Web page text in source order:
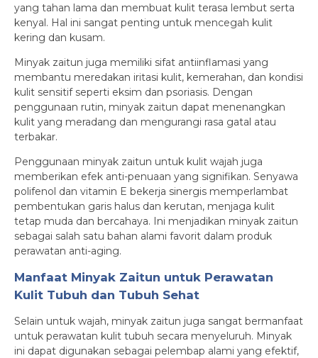
yang tahan lama dan membuat kulit terasa lembut serta
kenyal. Hal ini sangat penting untuk mencegah kulit
kering dan kusam.
Minyak zaitun juga memiliki sifat antiinflamasi yang
membantu meredakan iritasi kulit, kemerahan, dan kondisi
kulit sensitif seperti eksim dan psoriasis. Dengan
penggunaan rutin, minyak zaitun dapat menenangkan
kulit yang meradang dan mengurangi rasa gatal atau
terbakar.
Penggunaan minyak zaitun untuk kulit wajah juga
memberikan efek anti-penuaan yang signifikan. Senyawa
polifenol dan vitamin E bekerja sinergis memperlambat
pembentukan garis halus dan kerutan, menjaga kulit
tetap muda dan bercahaya. Ini menjadikan minyak zaitun
sebagai salah satu bahan alami favorit dalam produk
perawatan anti-aging.
Manfaat Minyak Zaitun untuk Perawatan
Kulit Tubuh dan Tubuh Sehat
Selain untuk wajah, minyak zaitun juga sangat bermanfaat
untuk perawatan kulit tubuh secara menyeluruh. Minyak
ini dapat digunakan sebagai pelembap alami yang efektif,